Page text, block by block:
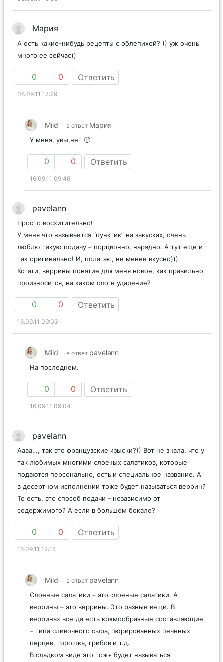
Мария
А есть какие-нибудь рецепты с облепихой? )) уж очень
много ее сейчас))
0 0 Ответить
08.09.11 17:29
Mild в ответ Мария
У меня, увы,нет 🙁
0 0 Ответить
16.09.11 09:46
pavelann
Просто восхитительно!
У меня что называется “пунктик” на закусках, очень
люблю такую подачу – порционно, нарядно. А тут еще и
так оригинально! И, полагаю, не менее вкусно)))
Кстати, веррины понятие для меня новое, как правильно
произносится, на каком слоге ударение?
0 0 Ответить
16.09.11 09:03
Mild в ответ pavelann
На последнем.
0 0 Ответить
16.09.11 09:04
pavelann
Аааа…, так это французские изыски?)) Вот не знала, что у
так любимых многими слоеных салатиков, которые
подаются персонально, есть и специальное название. А
в десертном исполнении тоже будет называться веррин?
То есть, это способ подачи – независимо от
содержимого? А если в большом бокале?
0 0 Ответить
16.09.11 12:14
Mild в ответ pavelann
Слоеные салатики – это слоеные салатики. А
веррины – это веррины. Это разные вещи. В
верринах всегда есть кремообразные составляющие
– типа сливочного сыра, пюрированных печеных
перцев, горошка, грибов и т.д.
В сладком виде это тоже будет называться